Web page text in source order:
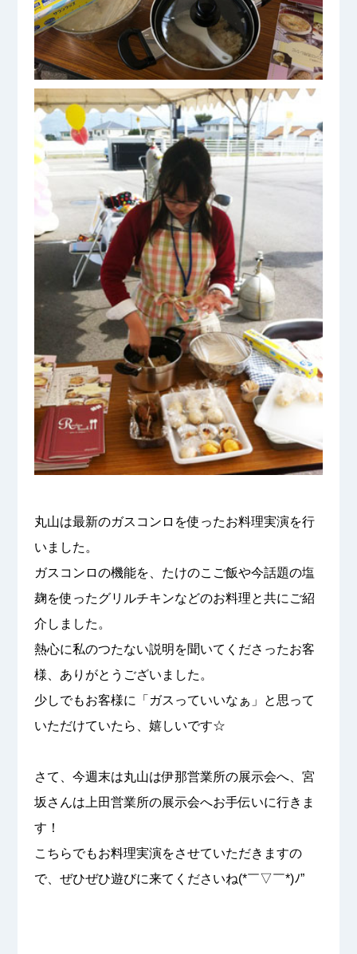
丸山は最新のガスコンロを使ったお料理実演を行
いました。
ガスコンロの機能を、たけのこご飯や今話題の塩
麹を使ったグリルチキンなどのお料理と共にご紹
介しました。
熱心に私のつたない説明を聞いてくださったお客
様、ありがとうございました。
少しでもお客様に「ガスっていいなぁ」と思って
いただけていたら、嬉しいです☆
さて、今週末は丸山は伊那営業所の展示会へ、宮
坂さんは上田営業所の展示会へお手伝いに行きま
す！
こちらでもお料理実演をさせていただきますの
で、ぜひぜひ遊びに来てくださいね(*￣▽￣*)ﾉ”